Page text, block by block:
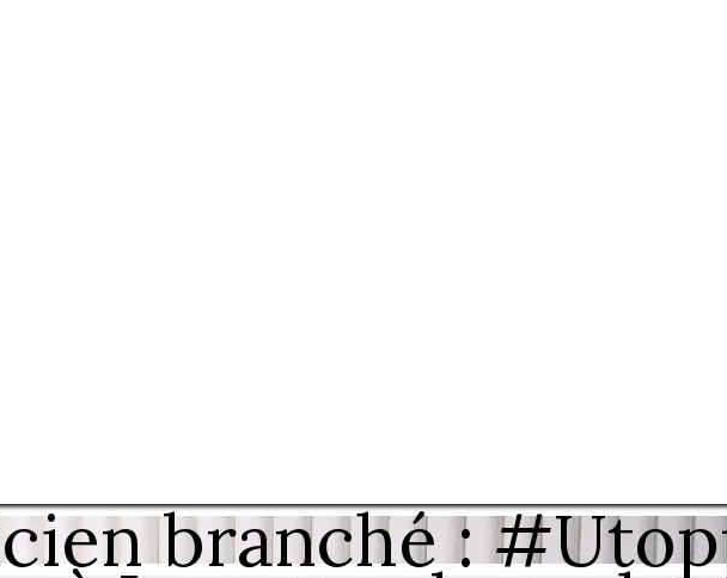
branché :